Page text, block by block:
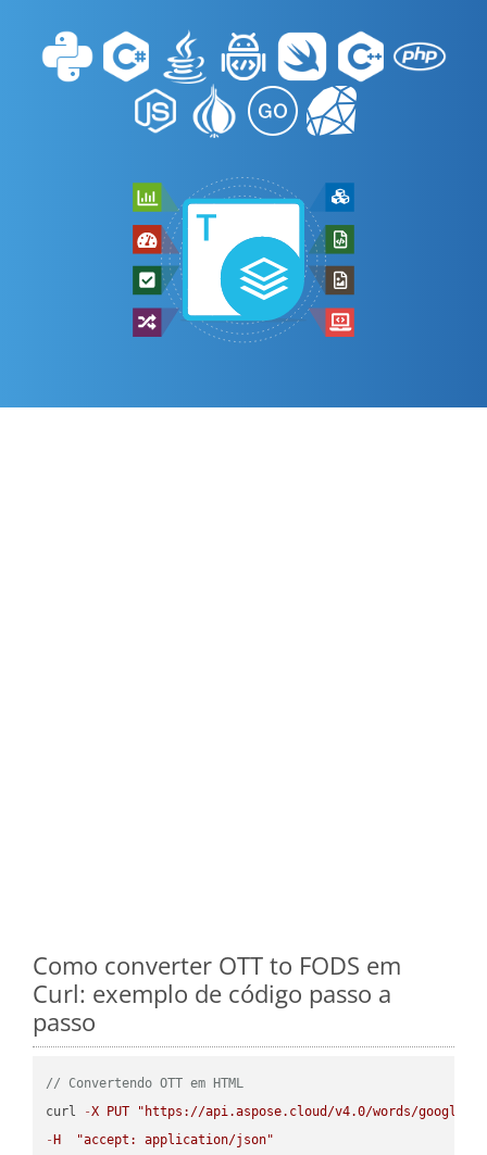
Como converter OTT to FODS em
Curl: exemplo de código passo a
passo
// Convertendo OTT em HTML
curl
-X PUT
"https://api.aspose.cloud/v4.0/words/
- H
"accept: application/json"